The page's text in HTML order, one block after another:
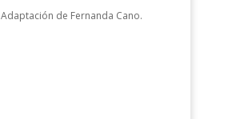
Adaptación de Fernanda Cano.